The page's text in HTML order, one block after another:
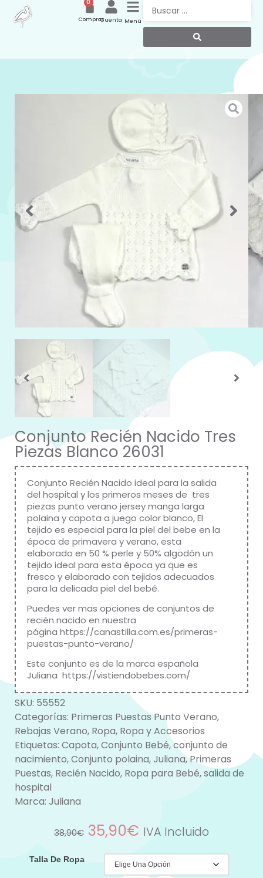
Menú
Cuenta
0
Compras
Conjunto Recién Nacido Tres
Piezas Blanco 26031
Conjunto Recién Nacido ideal para la salida
del hospital y los primeros meses de tres
piezas punto verano jersey manga larga
polaina y capota a juego color blanco, El
tejido es especial para la piel del bebe en la
época de primavera y verano, esta
elaborado en 50 % perle y 50% algodón un
tejido ideal para esta época ya que es
fresco y elaborado con tejidos adecuados
para la delicada piel del bebé.
Puedes ver mas opciones de conjuntos de
recién nacido en nuestra
página https://canastilla.com.es/primeras-
puestas-punto-verano/
Este conjunto es de la marca española
Juliana https://vistiendobebes.com/
SKU: 55552
Categorías: Primeras Puestas Punto Verano,
Rebajas Verano, Ropa, Ropa y Accesorios
Etiquetas: Capota,Conjunto Bebé,conjunto de
nacimiento,Conjunto polaina,Juliana,Primeras
Puestas, Recién Nacido, Ropa para Bebé,salida de
hospital
Marca: Juliana
38,90€ 35,90€ IVA Incluido
Talla De Ropa